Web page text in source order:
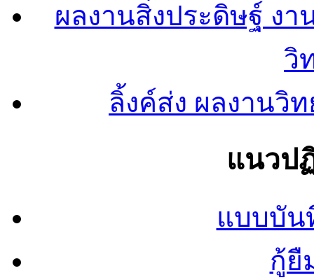
ผลงานสิ่งประดิษฐ์ งา
วิ
ลิ้งค์ส่ง ผลงานวิ
แนวป
แบบบัน
กู้ยื